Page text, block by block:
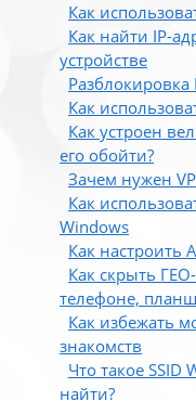
Как
Как найти IP-
устройстве
Как
Как устроен
его обойти?
Зачем нужен
Как
Windows
Как настроить
Как скрыть
телефоне,
Как избежать
знакомств
Что такое SSID
найти?